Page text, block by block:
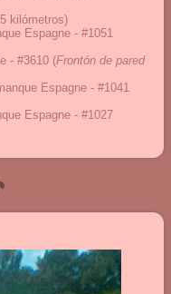
kilómetros)
Espagne - #1051
- #3610 (Frontón de pared
Espagne - #1041
Espagne - #1027